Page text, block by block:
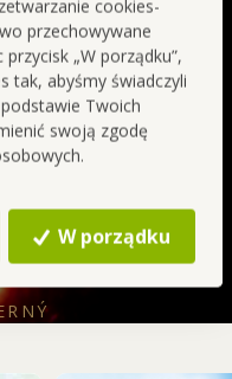
cookies-
przechowywane
„W porządku”,
tak, abyśmy świadczyli
Twoich
swoją zgodę
W porządku
owocowy akcent,
Bez zbędnej
chemii